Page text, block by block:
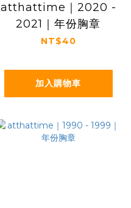
atthattime｜2020 -
2021｜年份胸章
NT$40
加入購物車